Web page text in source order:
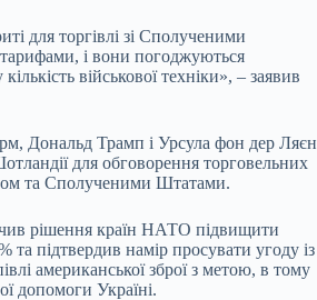
для торгівлі зі Сполученими
і вони погоджуються
військової техніки», – заявив
Дональд Трамп і Урсула фон дер Ляєн
для обговорення торговельних
та Сполученими Штатами.
рішення країн НАТО підвищити
та підтвердив намір просувати угоду із
американської зброї з метою, в тому
допомоги Україні.